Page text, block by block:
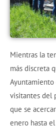
Mientras la
más discreta
Ayuntamiento
visitantes del
que se
enero hasta